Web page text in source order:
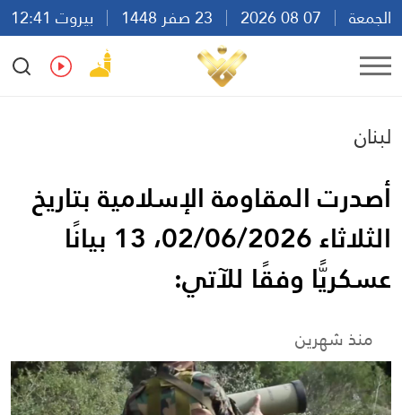
الجمعة
بيروت 12:41
Ar
En Fr Es
لبنان
أصدرت المقاومة الإسلامية بتاريخ
الثلاثاء 02/06/2026، 13 بيانًا
عسكريًّا وفقًا للآتي:
منذ شهرين